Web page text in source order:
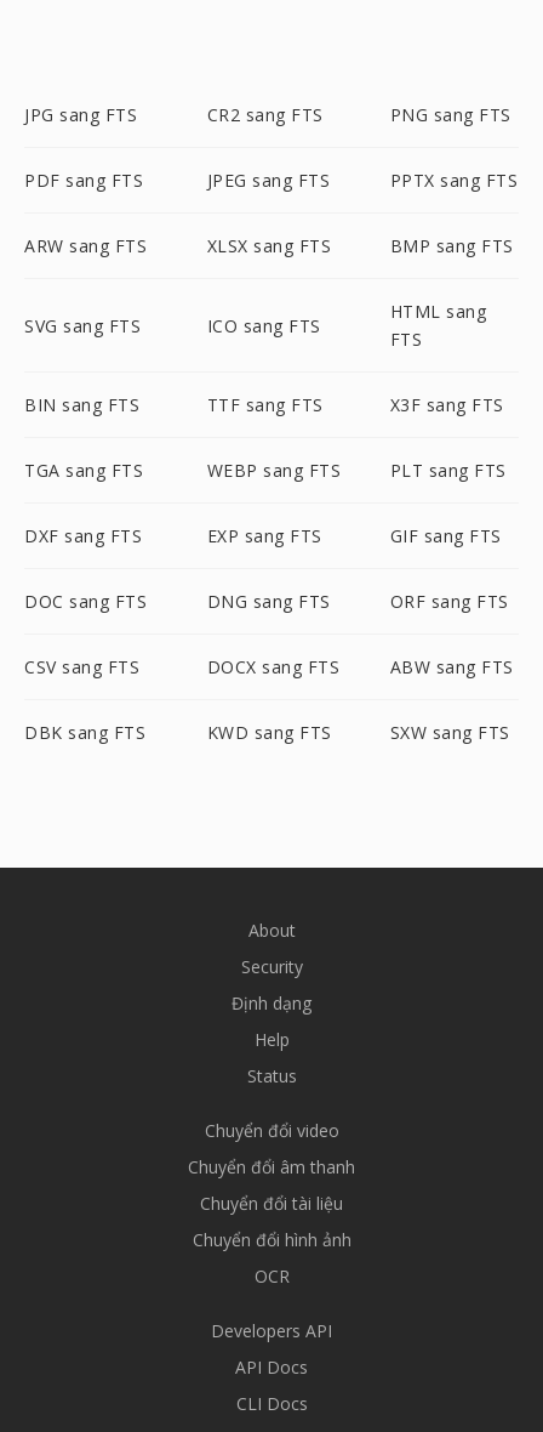
JPG sang FTS CR2 sang FTS PNG sang FTS
PDF sang FTS JPEG sang FTS PPTX sang FTS
ARW sang FTS XLSX sang FTS BMP sang FTS
SVG sang FTS ICO sang FTS
HTML sang
FTS
BIN sang FTS TTF sang FTS X3F sang FTS
TGA sang FTS WEBP sang FTS PLT sang FTS
DXF sang FTS EXP sang FTS GIF sang FTS
DOC sang FTS DNG sang FTS ORF sang FTS
CSV sang FTS DOCX sang FTS ABW sang FTS
DBK sang FTS KWD sang FTS SXW sang FTS
About
Security
Định dạng
Help
Status
Chuyển đổi video
Chuyển đổi âm thanh
Chuyển đổi tài liệu
Chuyển đổi hình ảnh
OCR
Developers API
API Docs
CLI Docs